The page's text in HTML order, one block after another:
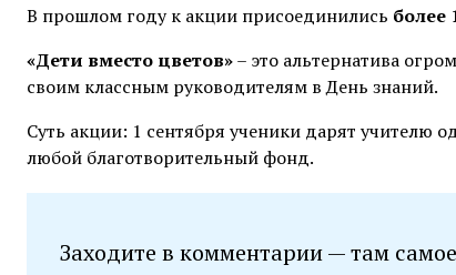
В прошлом году к акции присоединились более
«Дети вместо цветов»– это альтернатива
своим классным руководителям в День знаний.
Суть акции: 1 сентября ученики дарят учителю
любой благотворительный фонд.
Заходите в комментарии — там